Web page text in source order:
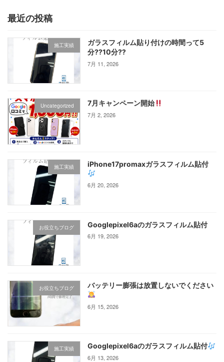
最近の投稿
施工実績
ガラスフィルム貼り付けの時間って5
分⁇10分⁇
7月 11, 2026
Uncategorized 7月キャンペーン開始
7月 2, 2026
施工実績 iPhone17promaxガラスフィルム貼付
6月 20, 2026
お役立ちブログ Googlepixel6aのガラスフィルム貼付
6月 19, 2026
お役立ちブログ バッテリー膨張は放置しないでください
6月 15, 2026
施工実績 Googlepixel6aのガラスフィルム貼付
6月 13, 2026